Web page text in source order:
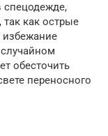
спецодежде,
так как острые
обесточить
переносного